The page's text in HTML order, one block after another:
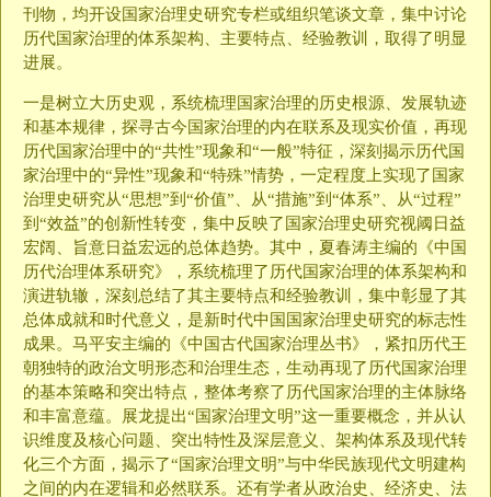
刊物，均开设国家治理史研究专栏或组织笔谈文章，集中讨论
历代国家治理的体系架构、主要特点、经验教训，取得了明显
进展。
一是树立大历史观，系统梳理国家治理的历史根源、发展轨迹
和基本规律，探寻古今国家治理的内在联系及现实价值，再现
历代国家治理中的“共性”现象和“一般”特征，深刻揭示历代国
家治理中的“异性”现象和“特殊”情势，一定程度上实现了国家
治理史研究从“思想”到“价值”、从“措施”到“体系”、从“过程”
到“效益”的创新性转变，集中反映了国家治理史研究视阈日益
宏阔、旨意日益宏远的总体趋势。其中，夏春涛主编的《中国
历代治理体系研究》，系统梳理了历代国家治理的体系架构和
演进轨辙，深刻总结了其主要特点和经验教训，集中彰显了其
总体成就和时代意义，是新时代中国国家治理史研究的标志性
成果。马平安主编的《中国古代国家治理丛书》，紧扣历代王
朝独特的政治文明形态和治理生态，生动再现了历代国家治理
的基本策略和突出特点，整体考察了历代国家治理的主体脉络
和丰富意蕴。展龙提出“国家治理文明”这一重要概念，并从认
识维度及核心问题、突出特性及深层意义、架构体系及现代转
化三个方面，揭示了“国家治理文明”与中华民族现代文明建构
之间的内在逻辑和必然联系。还有学者从政治史、经济史、法